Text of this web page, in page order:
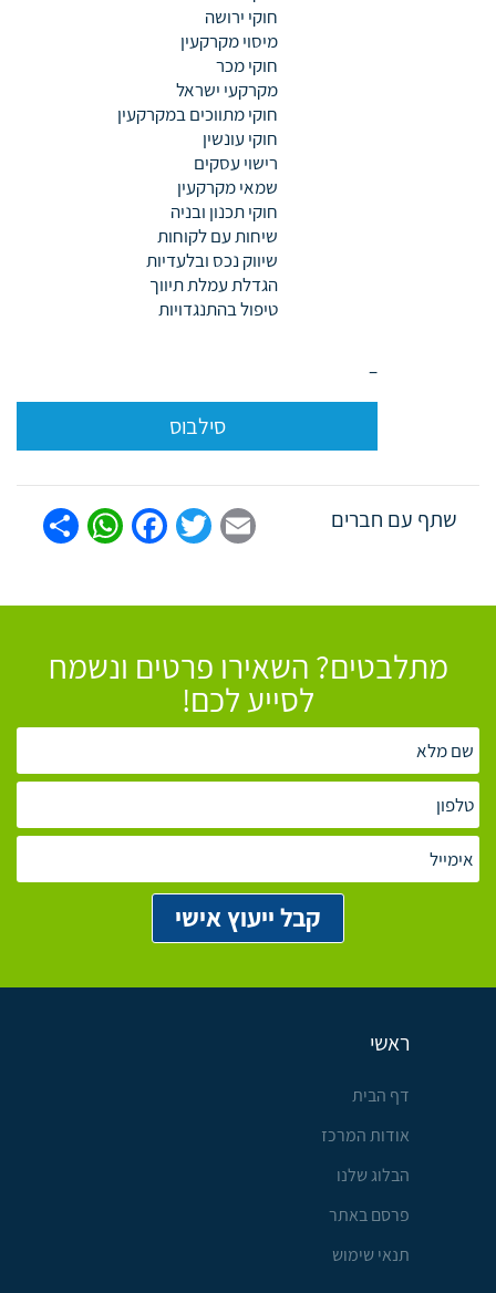
חוקי ירושה
מיסוי מקרקעין
חוקי מכר
מקרקעי ישראל
חוקי מתווכים במקרקעין
חוקי עונשין
רישוי עסקים
שמאי מקרקעין
חוקי תכנון ובניה
שיחות עם לקוחות
שיווק נכס ובלעדיות
הגדלת עמלת תיווך
טיפול בהתנגדויות
–
סילבוס
שתף עם חברים Email
Twitter
מתלבטים? השאירו פרטים ונשמח
לסייע לכם!
ראשי
דף הבית
אודות המרכז
הבלוג שלנו
פרסם באתר
תנאי שימוש